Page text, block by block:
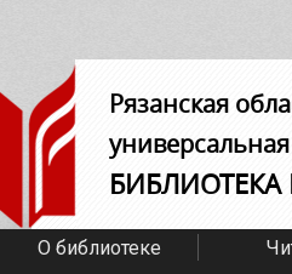
Рязанская
О библиотеке